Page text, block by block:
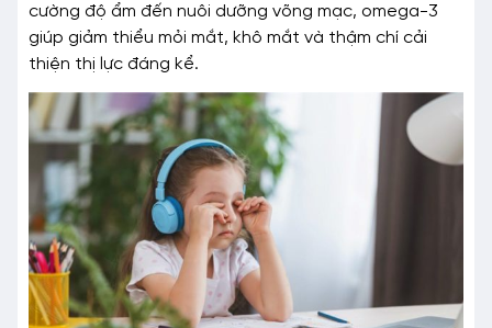
cường độ ẩm đến nuôi dưỡng võng mạc, omega-3
giúp giảm thiểu mỏi mắt, khô mắt và thậm chí cải
thiện thị lực đáng kể.